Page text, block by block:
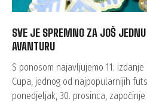
SVE JE SPREMNO ZA JOŠ
AVANTURU
S ponosom najavljujemo 11.
Cupa, jednog od najpopularnijih
ponedjeljak, 30. prosinca,